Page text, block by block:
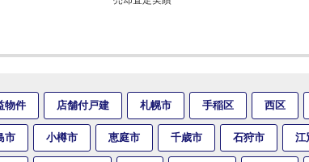
物件 店舗付戸建 札幌市 手稲区 西区
市 小樽市 恵庭市 千歳市 石狩市 江